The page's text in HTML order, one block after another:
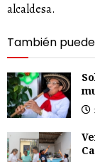
alcaldesa.
También puede